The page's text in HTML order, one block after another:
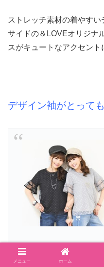
ストレッチ素材の着やすい
サイドの＆LOVEオリジナ
スがキュートなアクセント
デザイン袖がとって
出典:QVC
メニュー ホーム